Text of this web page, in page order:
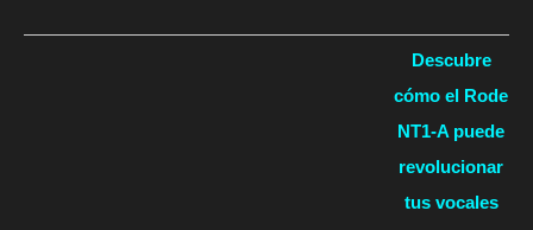
Descubre
cómo el Rode
NT1-A puede
revolucionar
tus vocales